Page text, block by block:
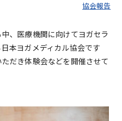
協会報告
、医療機関に向けてヨガセラ
本ヨガメディカル協会です
だき体験会などを開催させて